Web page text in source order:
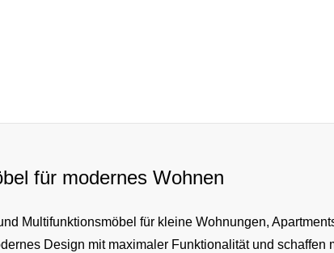
für modernes Wohnen
Multifunktionsmöbel für kleine Wohnungen,
Design mit maximaler Funktionalität und schaffen